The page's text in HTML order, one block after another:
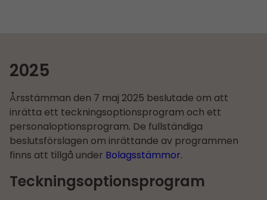
2025
Årsstämman den 7 maj 2025 beslutade om att
inrätta ett teckningsoptionsprogram och ett
personaloptionsprogram. De fullständiga
beslutsförslagen om inrättande av programmen
finns att tillgå under Bolagsstämmor.
Teckningsoptionsprogram